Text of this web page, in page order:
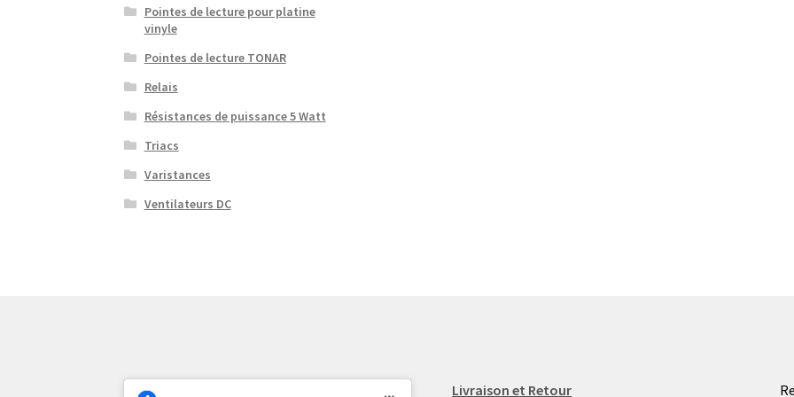
Pointes de lecture pour platine
vinyle
Pointes de lecture TONAR
Relais
Résistances de puissance 5 Watt
Triacs
Varistances
Ventilateurs DC
Livraison et Retour